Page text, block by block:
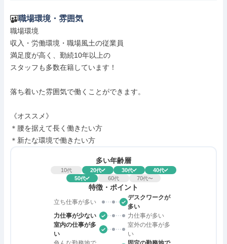
職場環境・雰囲気
職場環境
収入・労働環境・職場風土の従業員
満足度が高く、勤続10年以上の
スタッフも多数在籍しています！
落ち着いた雰囲気で働くことができます。
《オススメ》
＊腰を据えて長く働きたい方
＊新たな環境で働きたい方
多い年齢層
10代 20代 30代 40代
50代 60代 70代〜
特徴・ポイント
立ち仕事が多い
デスクワークが
多い
力仕事が少ない
力仕事が多い
室内の仕事が多
い
室外の仕事が多
い